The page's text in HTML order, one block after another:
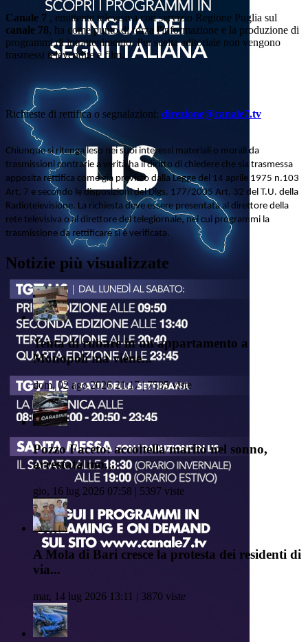
Canale 7 , emittente televisiva con servizio Regione Puglia sul
canale 78, ha come punto di forza l'informazione e la produzione di
programmi di intrattenimento. Per scelta editoriale non vengono
trasmessi televendite e film.
Richieste di rettifica o segnalazioni: direzione@canale7.tv
Chiunque si ritenga leso nei suoi interessi materiali o morali da
trasmissioni contrarie a verità ha il diritto di chiedere che sia trasmessa
apposita rettifica come già previsto dalla Legge del 14 aprile 1975 n.103
Art. 7 e secondo le disposizioni del Dlgs. 177/2005 Art. 32 del T.U. della
Radiotelevisione. La richiesta deve essere presentata al direttore della
rete televisiva o al direttore del telegiornale, nei cui programmi la
trasmissione da rettificare si è verificata.
Notizie più visualizzate
Tenta di rubare in un appartamento a
Monopoli ma viene...
dom, 02 ago 2026 21:17 | 7535 viste
Pozzo Faceto: accoltella marito nel sonno,
arrestata mo...
gio, 16 lug 2026 07:58 | 5397 viste
A Mola di Bari cresce la protesta dei residenti di
via...
mar, 14 lug 2026 13:11 | 3870 viste